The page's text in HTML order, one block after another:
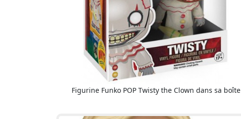
Figurine Funko POP Twisty the Clown dans sa boîte